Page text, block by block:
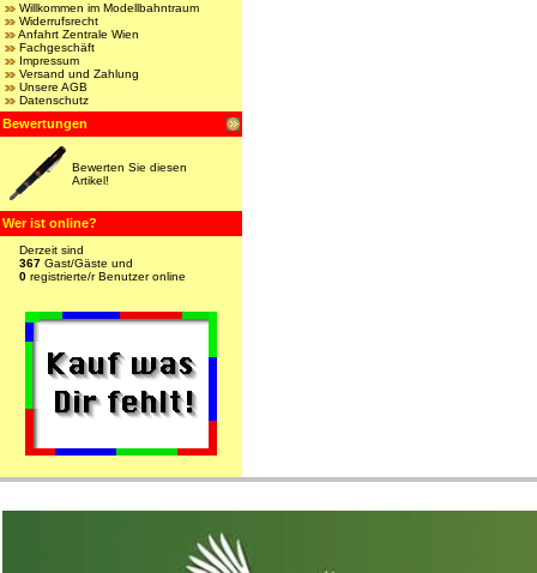
Willkommen im Modellbahntraum
Widerrufsrecht
Anfahrt Zentrale Wien
Fachgeschäft
Impressum
Versand und Zahlung
Unsere AGB
Datenschutz
Bewertungen
Bewerten Sie diesen
Artikel!
Wer ist online?
Derzeit sind
367 Gast/Gäste und
0 registrierte/r Benutzer online